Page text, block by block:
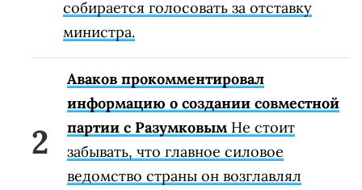
собирается голосовать за отставку
министра.
Аваков прокомментировал
информацию о создании совместной
партии с Разумковым Не стоит
забывать, что главное силовое
ведомство страны он возглавлял